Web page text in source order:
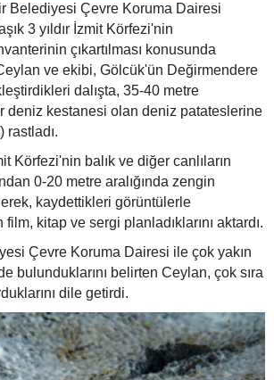
Belediyesi Çevre Koruma Dairesi
3 yıldır İzmit Körfezi'nin
çıkartılması konusunda
ve ekibi, Gölcük'ün Değirmendere
dalışta, 35-40 metre
deniz kestanesi olan deniz patateslerine
rastladı.
Körfezi'nin balık ve diğer canlıların
0-20 metre aralığında zengin
kaydettikleri görüntülerle
kitap ve sergi planladıklarını aktardı.
Çevre Koruma Dairesi ile çok yakın
bulunduklarını belirten Ceylan, çok sıra
dile getirdi.